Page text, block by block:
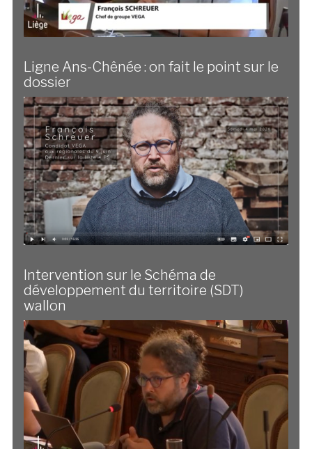
Ligne Ans-Chênée : on fait le point sur le
dossier
Intervention sur le Schéma de
développement du territoire (SDT)
wallon